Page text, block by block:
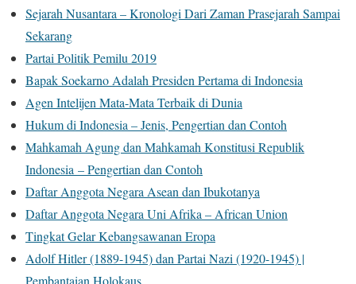
Sejarah Nusantara – Kronologi Dari Zaman Prasejarah Sampai
Sekarang
Partai Politik Pemilu 2019
Bapak Soekarno Adalah Presiden Pertama di Indonesia
Agen Intelijen Mata-Mata Terbaik di Dunia
Hukum di Indonesia – Jenis, Pengertian dan Contoh
Mahkamah Agung dan Mahkamah Konstitusi Republik
Indonesia – Pengertian dan Contoh
Daftar Anggota Negara Asean dan Ibukotanya
Daftar Anggota Negara Uni Afrika – African Union
Tingkat Gelar Kebangsawanan Eropa
Adolf Hitler (1889-1945) dan Partai Nazi (1920-1945) |
Pembantaian Holokaus